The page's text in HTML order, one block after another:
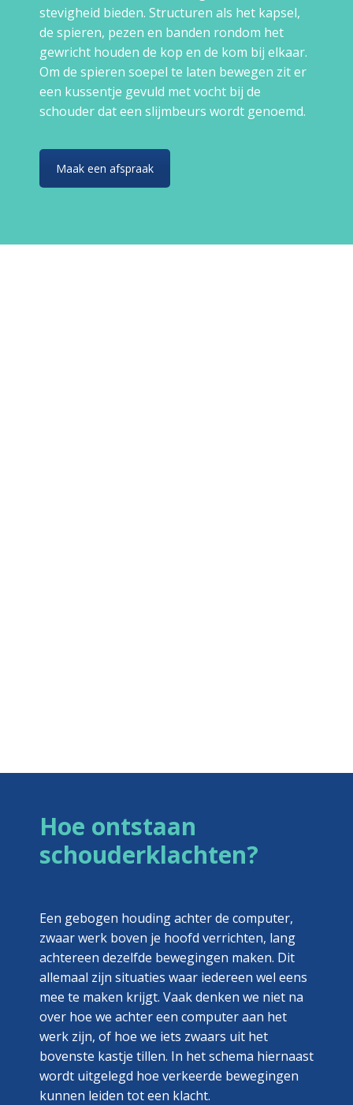
stevigheid bieden. Structuren als het kapsel,
de spieren, pezen en banden rondom het
gewricht houden de kop en de kom bij elkaar.
Om de spieren soepel te laten bewegen zit er
een kussentje gevuld met vocht bij de
schouder dat een slijmbeurs wordt genoemd.
Maak een afspraak
Hoe ontstaan
schouderklachten?
Een gebogen houding achter de computer,
zwaar werk boven je hoofd verrichten, lang
achtereen dezelfde bewegingen maken. Dit
allemaal zijn situaties waar iedereen wel eens
mee te maken krijgt. Vaak denken we niet na
over hoe we achter een computer aan het
werk zijn, of hoe we iets zwaars uit het
bovenste kastje tillen. In het schema hiernaast
wordt uitgelegd hoe verkeerde bewegingen
kunnen leiden tot een klacht.